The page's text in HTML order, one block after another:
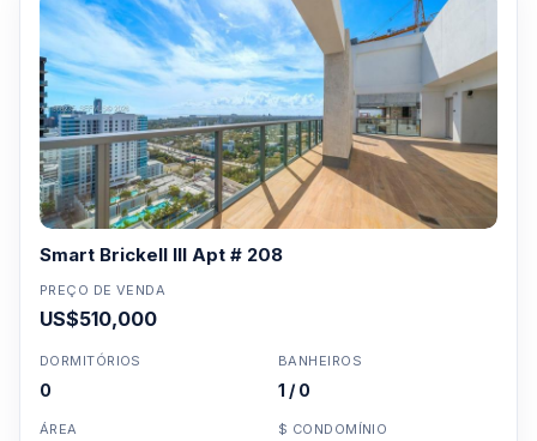
Smart Brickell III Apt # 208
PREÇO DE VENDA
US$510,000
DORMITÓRIOS
0
BANHEIROS
1 / 0
ÁREA $ CONDOMÍNIO